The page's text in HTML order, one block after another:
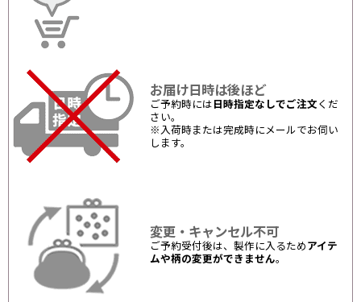
お届け日時は後ほど
ご予約時には 日時指定なしでご注文 くだ
さい。
※入荷時または完成時にメールでお伺い
します。
変更・キャンセル不可
ご予約受付後は、製作に入るため アイテ
ムや柄の変更ができません。